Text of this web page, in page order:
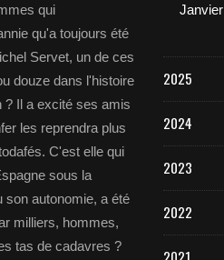
qui
qu'a toujours été
Servet, un de ces
douze dans l'histoire
? Il a excité ses amis
les reprendra plus
C'est elle qui
sous la
son autonomie, a été
milliers, hommes,
tas de cadavres ?
Janvier
2025
2024
2023
2022